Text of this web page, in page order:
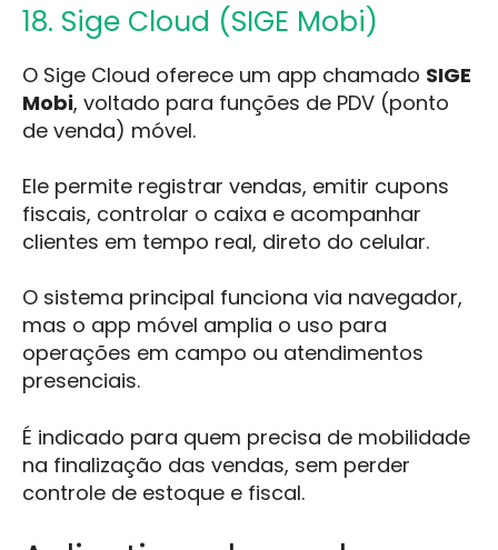
18. Sige Cloud (SIGE Mobi)
O Sige Cloud oferece um app chamado SIGE
Mobi, voltado para funções de PDV (ponto
de venda) móvel.
Ele permite registrar vendas, emitir cupons
fiscais, controlar o caixa e acompanhar
clientes em tempo real, direto do celular.
O sistema principal funciona via navegador,
mas o app móvel amplia o uso para
operações em campo ou atendimentos
presenciais.
É indicado para quem precisa de mobilidade
na finalização das vendas, sem perder
controle de estoque e fiscal.